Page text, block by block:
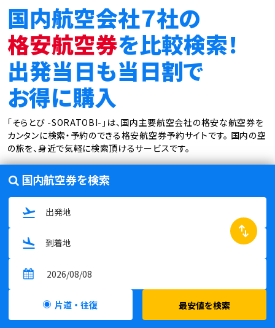
国内航空会社７社の
格安航空券を比較検索！
出発当日も当日割で
お得に購入
「そらとび -SORATOBI-」は、国内主要航空会社の格安な航空券を
カンタンに検索・予約のできる格安航空券予約サイトです。 国内の空
の旅を、身近で気軽に検索頂けるサービスです。
国内航空券を検索
swap_horiz
片道・往復 最安値を検索